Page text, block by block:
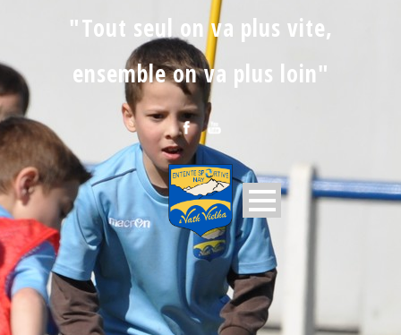
"Tout seul on va plus vite,
ensemble on va plus loin"